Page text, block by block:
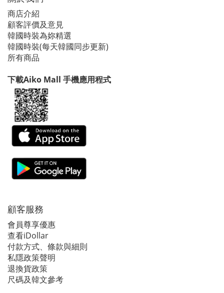
商店介紹
顧客評價及意見
韓國時裝為妳精選
韓國時裝(每天韓國同步更新)
所有商品
下載Aiko Mall 手機應用程式
顧客服務
會員尊享優惠
查看iDollar
付款方式、條款與細則
私隱政策聲明
退換貨政策
尺碼及韓文參考